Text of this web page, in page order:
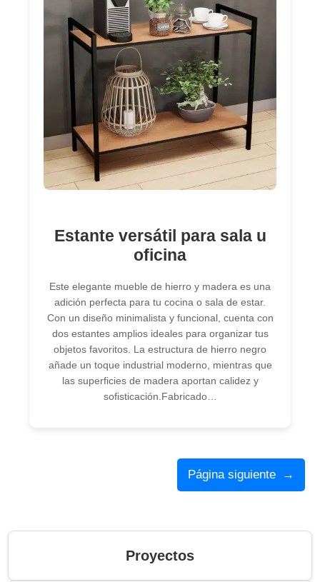
Proyectos
Estante versátil para sala u
oficina
Este elegante mueble de hierro y madera es una
adición perfecta para tu cocina o sala de estar.
Con un diseño minimalista y funcional, cuenta con
dos estantes amplios ideales para organizar tus
objetos favoritos. La estructura de hierro negro
añade un toque industrial moderno, mientras que
las superficies de madera aportan calidez y
sofisticación.Fabricado…
Página siguiente →